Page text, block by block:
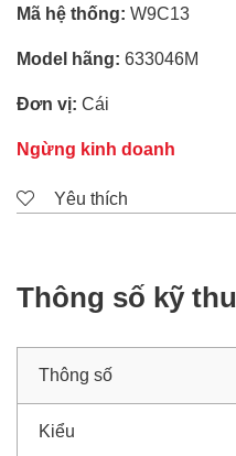
Mã hệ thống: W9C13
Model hãng: 633046M
Đơn vị: Cái
Ngừng kinh doanh
Yêu thích
Thông số kỹ
Thông số
Kiểu